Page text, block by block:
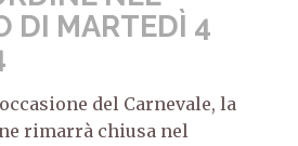
DI MARTEDÌ 4
del Carnevale, la
rimarrà chiusa nel